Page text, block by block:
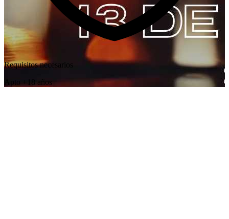
Requisitos necesarios
Apto +18 años